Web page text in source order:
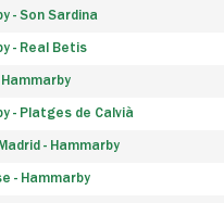
- Son Sardina
- Real Betis
- Platges de Calvià
- Hammarby
- Hammarby